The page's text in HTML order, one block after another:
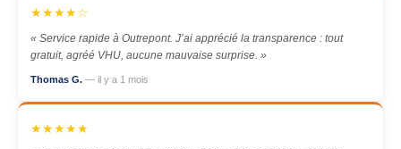
★★★★☆
« Service rapide à Outrepont. J’ai apprécié la transparence : tout
gratuit, agréé VHU, aucune mauvaise surprise. »
Thomas G. — il y a 1 mois
★★★★★